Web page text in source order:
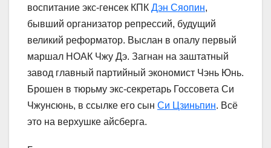
воспитание экс-генсек КПК Дэн Сяопин,
бывший организатор репрессий, будущий
великий реформатор. Выслан в опалу первый
маршал НОАК Чжу Дэ. Загнан на заштатный
завод главный партийный экономист Чэнь Юнь.
Брошен в тюрьму экс-секретарь Госсовета Си
Чжунсюнь, в ссылке его сын Си Цзиньпин. Всё
это на верхушке айсберга.